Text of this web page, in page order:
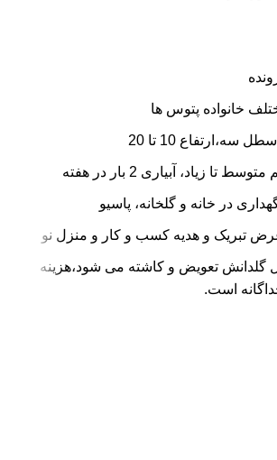
خانواده پتوس ها
10 تا 20
تا زیاد، آبیاری 2 بار در هفته
در خانه و گلخانه، پاسیو
تبریک و هدیه کسب و کار و منزل نو
گلدانش تعویض و کاشته می شود،‌هزینه
است.